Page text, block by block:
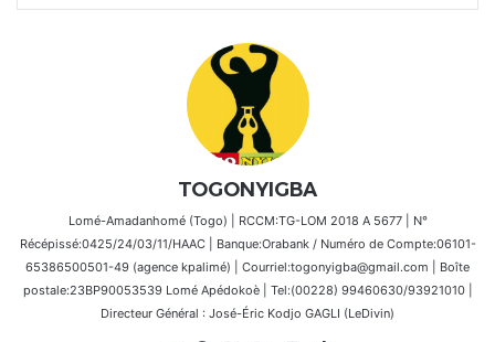
TOGONYIGBA
Lomé-Amadanhomé (Togo) | RCCM:TG-LOM 2018 A 5677 | N°
Récépissé:0425/24/03/11/HAAC | Banque:Orabank / Numéro de Compte:06101-
65386500501-49 (agence kpalimé) | Courriel:togonyigba@gmail.com | Boîte
postale:23BP90053539 Lomé Apédokoè | Tel:(00228) 99460630/93921010 |
Directeur Général : José-Éric Kodjo GAGLI (LeDivin)